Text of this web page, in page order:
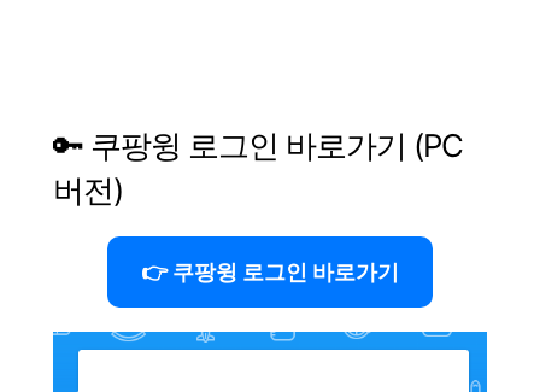
🔑 쿠팡윙 로그인 바로가기 (PC
버전)
👉 쿠팡윙 로그인 바로가기